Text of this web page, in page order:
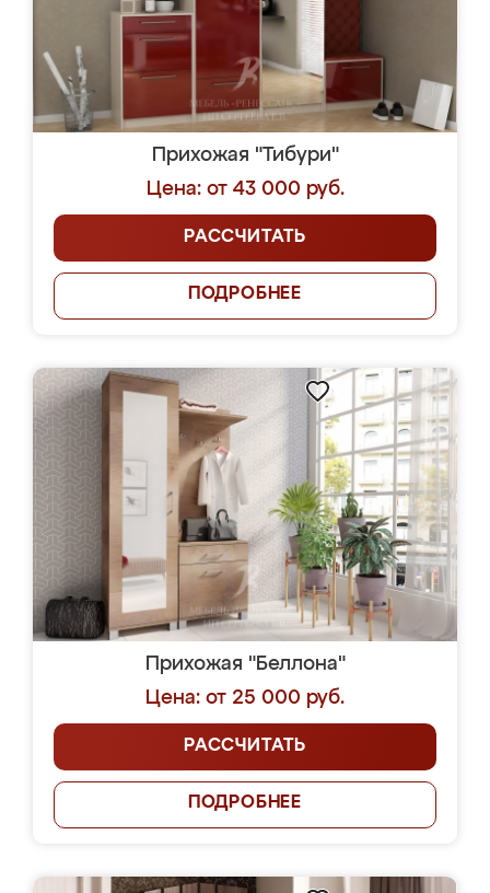
Прихожая "Тибури"
Цена: от 43 000 руб.
РАССЧИТАТЬ
ПОДРОБНЕЕ
Прихожая "Беллона"
Цена: от 25 000 руб.
РАССЧИТАТЬ
ПОДРОБНЕЕ